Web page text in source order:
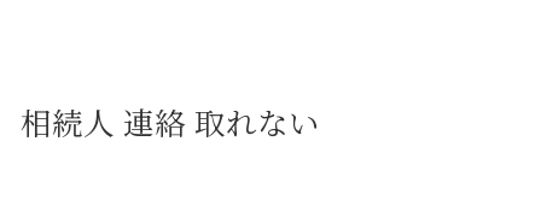
相続人 連絡 取れない